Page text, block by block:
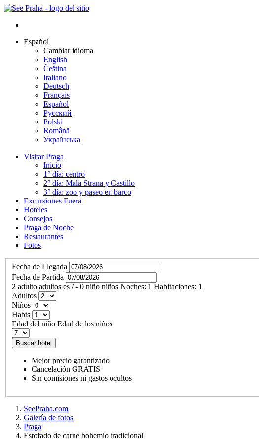
Español
Cambiar idioma
English
Čeština
Italiano
Deutsch
Français
Español
Русский
Polski
Română
Українська
Visitar Praga
Inicio
1° día: centro
2° día: Mala Strana y Castillo
3° día: zoo y paseo en barco
Excursiones Fuera
Hoteles
Consejos
Praga de Noche
Restaurantes
Fotos
Fecha de Llegada
Fecha de Partida
2 adulto adultos es / - 0 niño niños Noches: 1 Habitaciones: 1
Adultos
Niños
Habts
Edad del niño Edad de los niños
Buscar hotel
Mejor precio garantizado
Cancelación GRATIS
Sin comisiones ni gastos ocultos
SeePraha.com
Galería de fotos
Praga
Estofado de carne bohemio tradicional